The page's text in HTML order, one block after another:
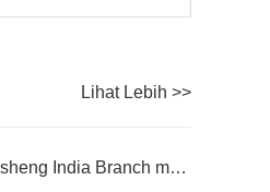
Lihat Lebih >>
Pembuat mesin SMT Lamp Xinjiusheng India Branch merayakan Festival Lantern